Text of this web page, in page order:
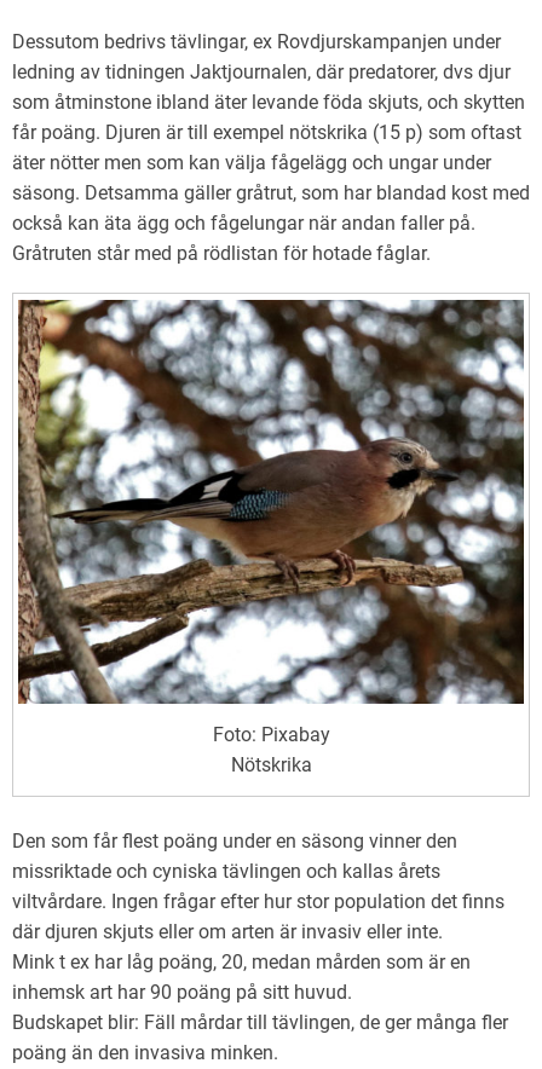
Dessutom bedrivs tävlingar, ex Rovdjurskampanjen under
ledning av tidningen Jaktjournalen, där predatorer, dvs djur
som åtminstone ibland äter levande föda skjuts, och skytten
får poäng. Djuren är till exempel nötskrika (15 p) som oftast
äter nötter men som kan välja fågelägg och ungar under
säsong. Detsamma gäller gråtrut, som har blandad kost med
också kan äta ägg och fågelungar när andan faller på.
Gråtruten står med på rödlistan för hotade fåglar.
Foto: Pixabay
Nötskrika
Den som får flest poäng under en säsong vinner den
missriktade och cyniska tävlingen och kallas årets
viltvårdare. Ingen frågar efter hur stor population det finns
där djuren skjuts eller om arten är invasiv eller inte.
Mink t ex har låg poäng, 20, medan mården som är en
inhemsk art har 90 poäng på sitt huvud.
Budskapet blir: Fäll mårdar till tävlingen, de ger många fler
poäng än den invasiva minken.